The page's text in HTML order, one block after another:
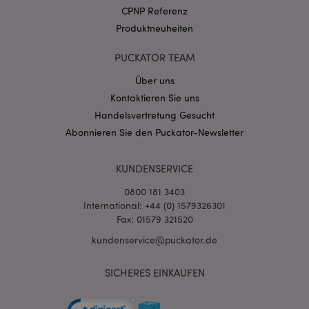
CPNP Referenz
Produktneuheiten
PUCKATOR TEAM
Über uns
Kontaktieren Sie uns
Handelsvertretung Gesucht
Abonnieren Sie den Puckator-Newsletter
KUNDENSERVICE
0800 181 3403
International: +44 (0) 1579326301
Fax: 01579 321520
kundenservice@puckator.de
SICHERES EINKAUFEN
mage-cache-storage-section-
invalidation
Datenschutzbestimmungen von Google